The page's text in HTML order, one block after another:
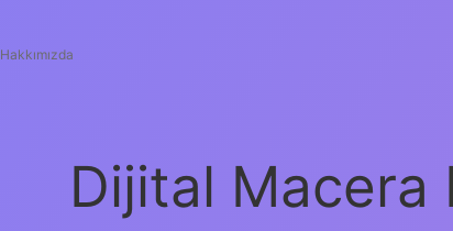
Hakkımızda
Dijital Macera